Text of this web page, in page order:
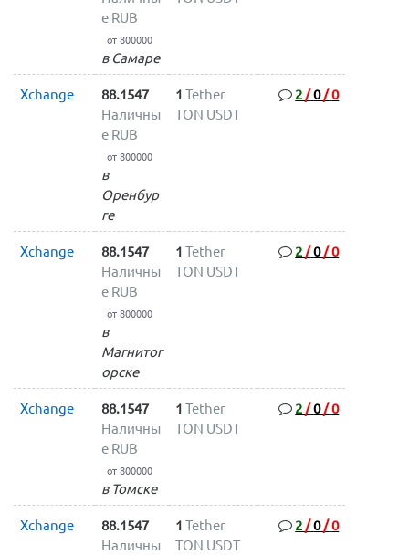
е RUB
от 800000
в Самаре
Xchange
88.1547
Наличны
е RUB
от 800000
в
Оренбур
ге
1 Tether
TON USDT
2 /0/0
Xchange
88.1547
Наличны
е RUB
от 800000
в
Магнитог
орске
1 Tether
TON USDT
2 /0/0
Xchange
88.1547
Наличны
е RUB
от 800000
в Томске
1 Tether
TON USDT
2 /0/0
Xchange
88.1547
Наличны
1 Tether
TON USDT
2 /0/0